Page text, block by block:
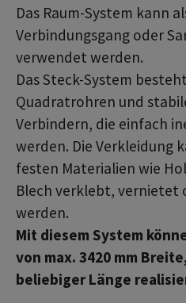
Das Raum-System kann
Verbindungsgang oder
verwendet werden.
Das Steck-System
Quadratrohren und
Verbindern, die einfach
werden. Die Verkleidung
festen Materialien wie
Blech verklebt, vernietet
werden.
Mit diesem System
von max. 3420 mm
beliebiger Länge